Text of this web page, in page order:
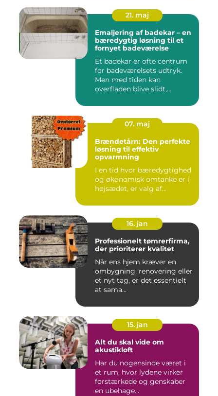
21. maj
Emaljering af badekar – en
bæredygtig løsning til et
fornyet badeværelse
Et badekar er ofte centrum
for badeværelsets udtryk.
Men med tiden kan
overfladen blive slidt,...
07. maj
Brændetårn: Den perfekte
løsning til effektiv
opvarmning
I en tid hvor bæredygtighed
og økonomisk omtanke er i
højsædet, er valg af...
16. jan
Professionelt tømrerfirma,
der prioriterer kvalitet
Når ens hjem kræver en
ombygning, renovering eller
et nyt tag, er det essentielt
at sama...
15. jan
Alt du skal vide om
akustikloft
Har du nogensinde været i
et rum, hvor lydene virker
forstærkede og genskaber
en ubehage...